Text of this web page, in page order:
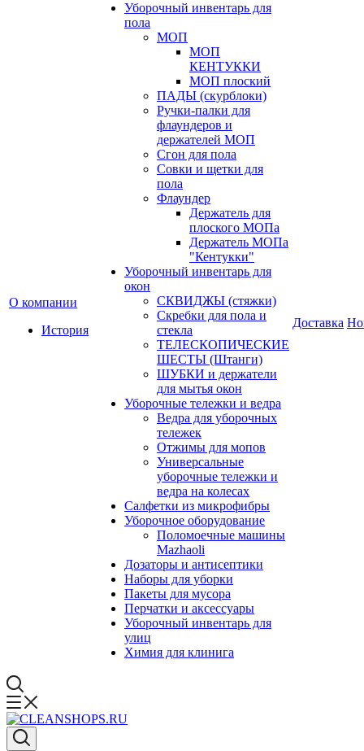
О компании
История
Уборочный инвентарь для
пола
МОП
МОП
КЕНТУККИ
МОП плоский
ПАДЫ (скурблоки)
Ручки-палки для
флаундеров и
держателей МОП
Сгон для пола
Совки и щетки для
пола
Флаундер
Держатель для
плоского МОПа
Держатель МОПа
"Кентукки"
Уборочный инвентарь для
окон
СКВИДЖЫ (стяжки)
Скребки для пола и
стекла
ТЕЛЕСКОПИЧЕСКИЕ
ШЕСТЫ (Штанги)
ШУБКИ и держатели
для мытья окон
Уборочные тележки и ведра
Ведра для уборочных
тележек
Отжимы для мопов
Универсальные
уборочные тележки и
ведра на колесах
Салфетки из микрофибры
Уборочное оборудование
Поломоечные машины
Mazhaoli
Дозаторы и антисептики
Наборы для уборки
Пакеты для мусора
Перчатки и аксессуары
Уборочный инвентарь для
улиц
Химия для клинига
Доставка